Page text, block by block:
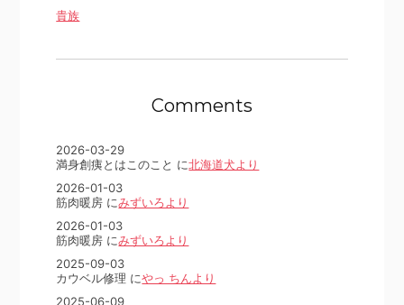
貴族
Comments
2026-03-29
満身創痍とはこのこと に北海道犬より
2026-01-03
筋肉暖房 にみずいろより
2026-01-03
筋肉暖房 にみずいろより
2025-09-03
カウベル修理 にやっ ちんより
2025-06-09